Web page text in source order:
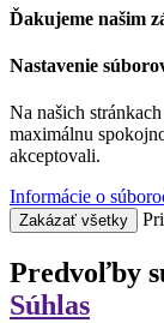
Ďakujeme našim
Nastavenie
Na našich
maximálnu
akceptovali.
Informácie o
Zakázať všetky
Predvoľby
Súhlas